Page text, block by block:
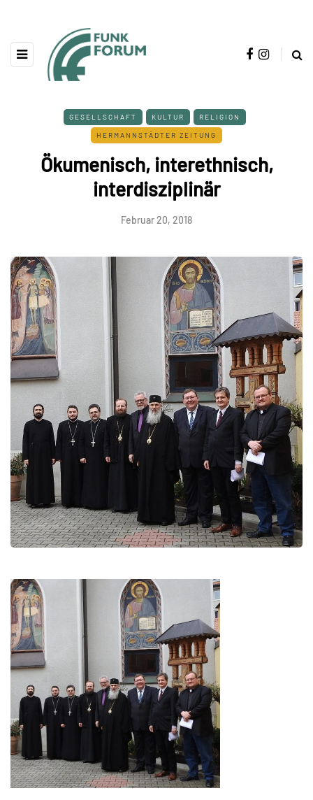
GESELLSCHAFT KULTUR RELIGION
HERMANNSTÄDTER ZEITUNG
Ökumenisch, interethnisch,
interdisziplinär
Februar 20, 2018